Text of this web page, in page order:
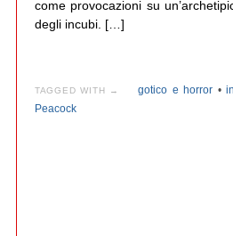
come provocazioni su
degli incubi. […]
TAGGED WITH → gotico e horror •
Peacock